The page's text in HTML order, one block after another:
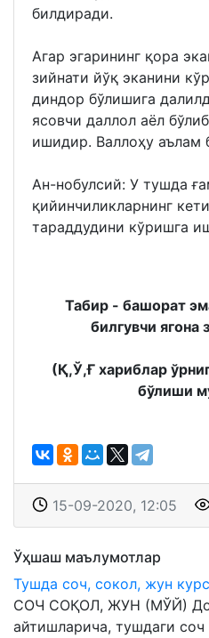
билдиради.
Агар эгарининг қора
зийнати йўқ эканини
диндор бўлишига
ясовчи даллол аёл
ишидир. Валлоҳу аълам
Ан-нобулсий: У тушда
қийинчиликларнинг
тараддудини кўришга
Табир - башорат
билгувчи ягона
(Қ,Ў,Ғ хариблар
бўлиши
15-09-2020, 12:05
Ўҳшаш маълумотлар
Тушда соч, сокол, жун
СОЧ СОҚОЛ, ЖУН (МЎЙ)
айтишларича, тушдаги соч